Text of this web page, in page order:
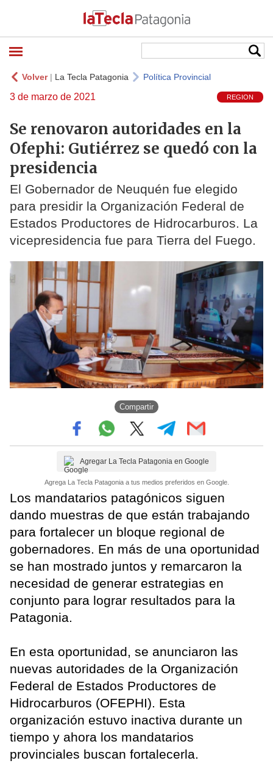
Volver| La Tecla Patagonia Política Provincial
3 de marzo de 2021 REGION
Se renovaron autoridades en la
Ofephi: Gutiérrez se quedó con la
presidencia
El Gobernador de Neuquén fue elegido
para presidir la Organización Federal de
Estados Productores de Hidrocarburos. La
vicepresidencia fue para Tierra del Fuego.
Compartir
Agregar La Tecla Patagonia en Google
Agrega La Tecla Patagonia a tus medios preferidos en Google.
Los mandatarios patagónicos siguen
dando muestras de que están trabajando
para fortalecer un bloque regional de
gobernadores. En más de una oportunidad
se han mostrado juntos y remarcaron la
necesidad de generar estrategias en
conjunto para lograr resultados para la
Patagonia.
En esta oportunidad, se anunciaron las
nuevas autoridades de la Organización
Federal de Estados Productores de
Hidrocarburos (OFEPHI). Esta
organización estuvo inactiva durante un
tiempo y ahora los mandatarios
provinciales buscan fortalecerla.